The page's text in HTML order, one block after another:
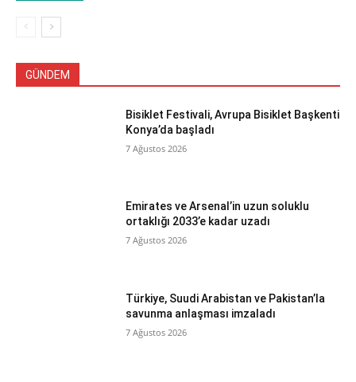
GÜNDEM
Bisiklet Festivali, Avrupa Bisiklet Başkenti
Konya’da başladı
7 Ağustos 2026
Emirates ve Arsenal’in uzun soluklu
ortaklığı 2033’e kadar uzadı
7 Ağustos 2026
Türkiye, Suudi Arabistan ve Pakistan’la
savunma anlaşması imzaladı
7 Ağustos 2026